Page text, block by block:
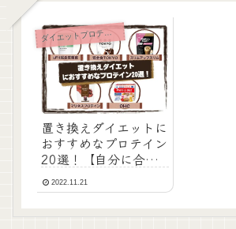
ダ
イエットプロテイン
置き換えダイエットに
おすすめなプロテイン
20選！【自分に合っ
たプロテインを見つけ
よう！】
2022.11.21